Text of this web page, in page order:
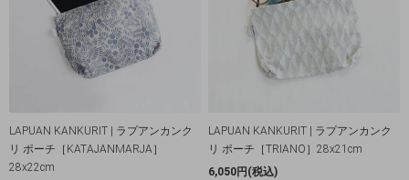
LAPUAN KANKURIT | ラプアンカンク
リ ポーチ［KATAJANMARJA］
28x22cm
LAPUAN KANKURIT | ラプアンカンク
リ ポーチ［TRIANO］28x21cm
6,050円(税込)